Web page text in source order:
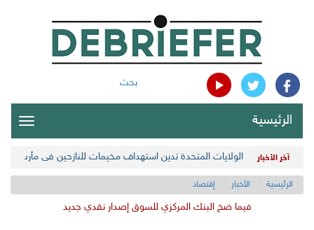
بحث
الرئيسية
آخر الأخبار الولايات المتحدة تدين استهداف مخيمات للنازحين في مأرب
الرئيسية الأخبار إقتصاد
فيما ضخ البنك المركزي للسوق إصدار نقدي جديد